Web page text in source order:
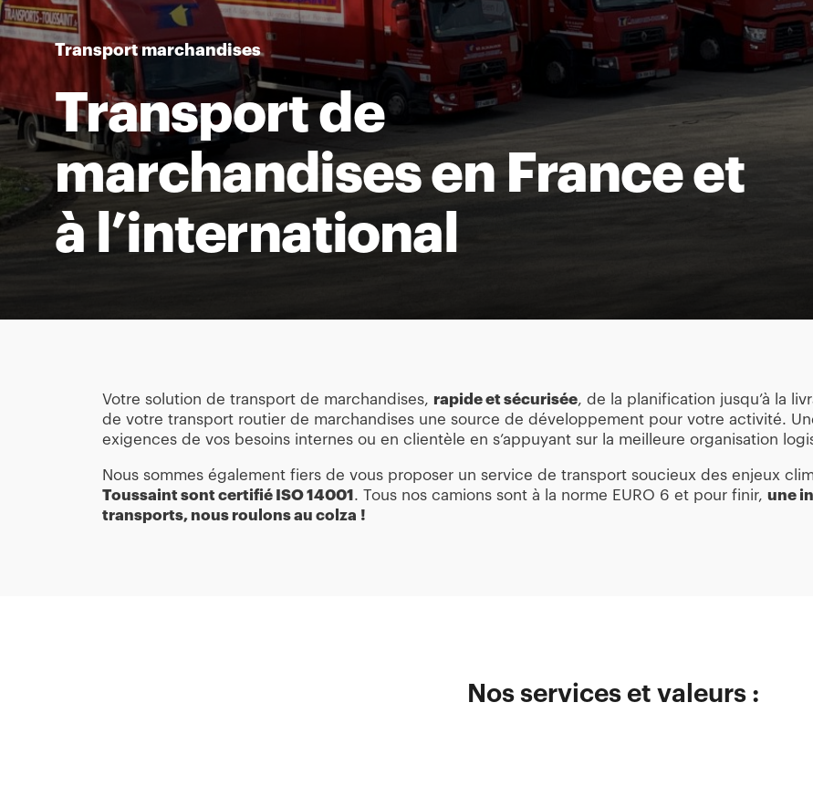
Transport marchandises
Transport de
marchandises en France et
à l’international
Votre solution de transport de marchandises, rapide et sécurisée, de la planification jusqu’à la
de votre transport routier de marchandises une source de développement pour votre activité.
exigences de vos besoins internes ou en clientèle en s’appuyant sur la meilleure organisation
Nous sommes également fiers de vous proposer un service de transport soucieux des enjeux
Toussaint sont certifié ISO 14001 . Tous nos camions sont à la norme EURO 6 et pour finir, une
transports, nous roulons au colza !
Nos services et valeurs :